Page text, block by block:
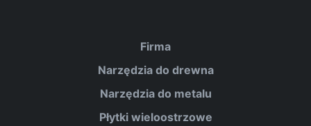
Firma
Narzędzia do drewna
Narzędzia do metalu
Płytki wieloostrzowe